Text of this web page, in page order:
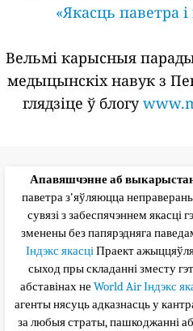
«Якасць паветра
Вельмі карысныя парады
медыцынскіх навук з
глядзіце ў блогу
Апавяшчэнне аб
паветра з'яўляюцца
сувязі з забеспячэннем
зменены без папярэдняга
Індэкс якасціПраект
сыход пры складанні зместу
абставінах не World Air Індэкс
агенты нясуць адказнасць у
за любыя страты, пашкоджанні